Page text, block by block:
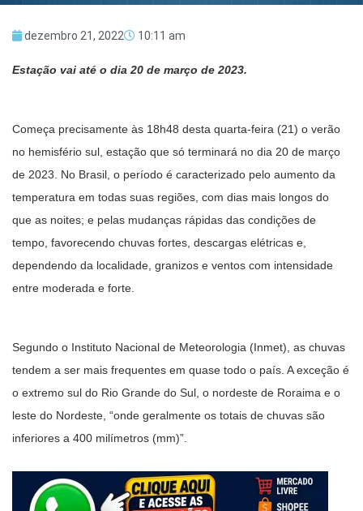
dezembro 21, 2022 10:11 am
Estação vai até o dia 20 de março de 2023.
Começa precisamente às 18h48 desta quarta-feira (21) o verão
no hemisfério sul, estação que só terminará no dia 20 de março
de 2023. No Brasil, o período é caracterizado pelo aumento da
temperatura em todas suas regiões, com dias mais longos do
que as noites; e pelas mudanças rápidas das condições de
tempo, favorecendo chuvas fortes, descargas elétricas e,
dependendo da localidade, granizos e ventos com intensidade
entre moderada e forte.
Segundo o Instituto Nacional de Meteorologia (Inmet), as chuvas
tendem a ser mais frequentes em quase todo o país. A exceção é
o extremo sul do Rio Grande do Sul, o nordeste de Roraima e o
leste do Nordeste, “onde geralmente os totais de chuvas são
inferiores a 400 milímetros (mm)”.